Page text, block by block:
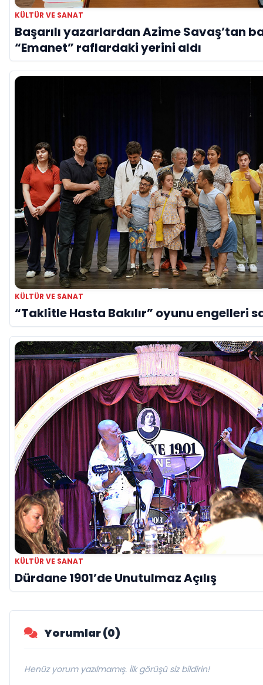
KÜLTÜR VE SANAT
Başarılı yazarlardan Azime Savaş’tan
“Emanet” raflardaki yerini aldı
KÜLTÜR VE SANAT
“Taklitle Hasta Bakılır” oyunu engelleri
KÜLTÜR VE SANAT
Dürdane 1901’de Unutulmaz Açılış
Yorumlar (0)
Henüz yorum yazılmamış. İlk görüşü siz bildirin!